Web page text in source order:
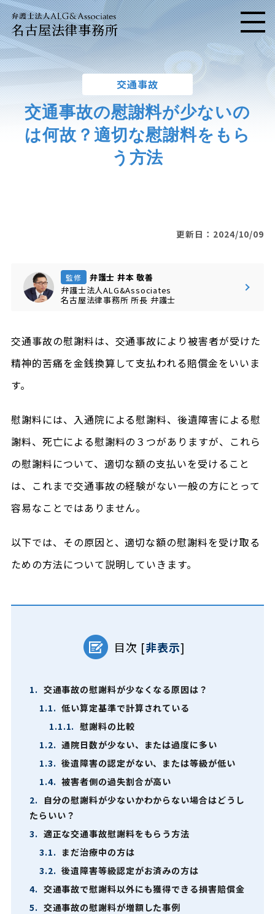
名古屋法律事務所 メニ
交通事故
交通事故の慰謝料が少ないの
は何故？適切な慰謝料をもら
う方法
更新日：2024/10/09
監修
弁護士 井本 敬善
弁護士法人ALG&Associates
名古屋法律事務所所長 弁護士
交通事故の慰謝料は、交通事故により被害者が受けた
精神的苦痛を金銭換算して支払われる賠償金をいいま
す。
慰謝料には、入通院による慰謝料、後遺障害による慰
謝料、死亡による慰謝料の３つがありますが、これら
の慰謝料について、適切な額の支払いを受けること
は、これまで交通事故の経験がない一般の方にとって
容易なことではありません。
以下では、その原因と、適切な額の慰謝料を受け取る
ための方法について説明していきます。
目次 [非表示]
1. 交通事故の慰謝料が少なくなる原因は？
1.1. 低い算定基準で計算されている
1.1.1. 慰謝料の比較
1.2. 通院日数が少ない、または過度に多い
1.3. 後遺障害の認定がない、または等級が低い
1.4. 被害者側の過失割合が高い
2.
自分の慰謝料が少ないかわからない場合はどうし
たらいい？
3. 適正な交通事故慰謝料をもらう方法
3.1. まだ治療中の方は
3.2. 後遺障害等級認定がお済みの方は
4. 交通事故で慰謝料以外にも獲得できる損害賠償金
5. 交通事故の慰謝料が増額した事例